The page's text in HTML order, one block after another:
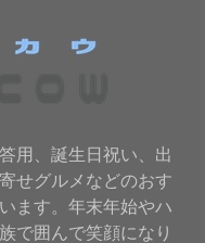
用、誕生日祝い、出
せグルメなどのおす
ます。年末年始やハ
で囲んで笑顔になり